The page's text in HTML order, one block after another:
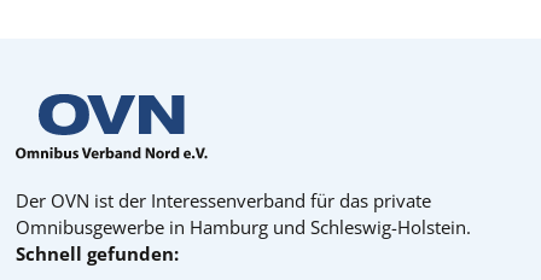
Der OVN ist der Interessenverband für das private
Omnibusgewerbe in Hamburg und Schleswig-Holstein.
Schnell gefunden: